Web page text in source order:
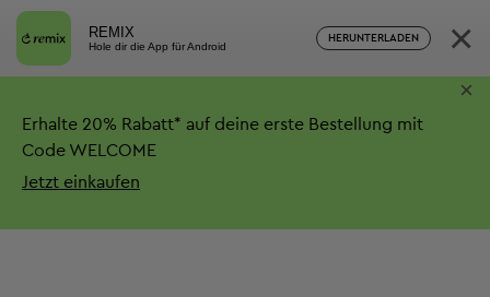
REMIX
Hole dir die App für Android
HERUNTERLADEN ×
Erhalte 20% Rabatt* auf deine erste Bestellung mit
Code WELCOME
Jetzt einkaufen
×